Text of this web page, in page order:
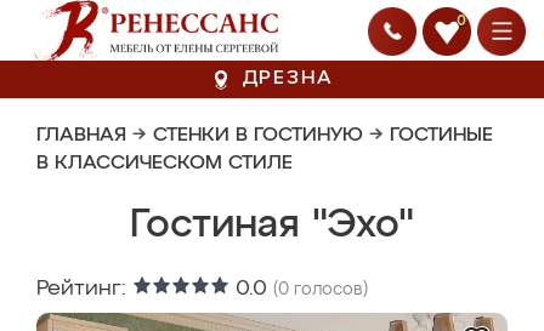
0
ДРЕЗНА
ГЛАВНАЯ → СТЕНКИ В ГОСТИНУЮ → ГОСТИНЫЕ
В КЛАССИЧЕСКОМ СТИЛЕ
Гостиная "Эхо"
Рейтинг: 0.0 (0 голосов)